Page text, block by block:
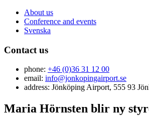
About us
Conference and events
Svenska
Contact us
phone: +46 (0)36 31 12 00
email: info@jonkopingairport.se
address: Jönköping Airport, 555 93
Maria Hörnsten blir ny